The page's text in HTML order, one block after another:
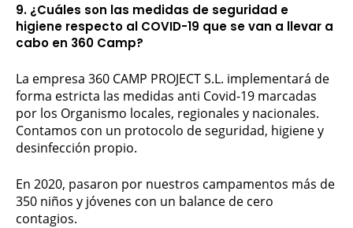
9. ¿Cuáles son las medidas de seguridad e
higiene respecto al COVID-19 que se van a llevar a
cabo en 360 Camp?
La empresa 360 CAMP PROJECT S.L. implementará de
forma estricta las medidas anti Covid-19 marcadas
por los Organismo locales, regionales y nacionales.
Contamos con un protocolo de seguridad, higiene y
desinfección propio.
En 2020, pasaron por nuestros campamentos más de
350 niños y jóvenes con un balance de cero
contagios.